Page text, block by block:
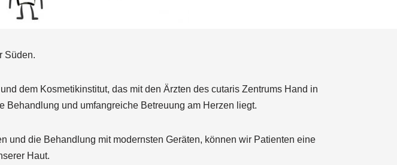
Süden.
dem Kosmetikinstitut, das mit den Ärzten des cutaris Zentrums Hand in
Behandlung und umfangreiche Betreuung am Herzen liegt.
und die Behandlung mit modernsten Geräten, können wir Patienten eine
Haut.